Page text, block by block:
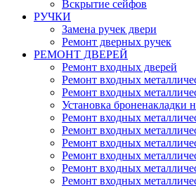
Вскрытие сейфов
РУЧКИ
Замена ручек двери
Ремонт дверных ручек
РЕМОНТ ДВЕРЕЙ
Ремонт входных дверей
Ремонт входных
Ремонт входных
Установка броненакладки
Ремонт входных
Ремонт входных
Ремонт входных
Ремонт входных
Ремонт входных
Ремонт входных